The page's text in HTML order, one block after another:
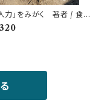
力」をみがく 著者 / 食べ
家 上野剛